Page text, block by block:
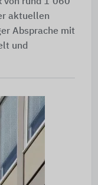
aktuellen
Absprache mit
und